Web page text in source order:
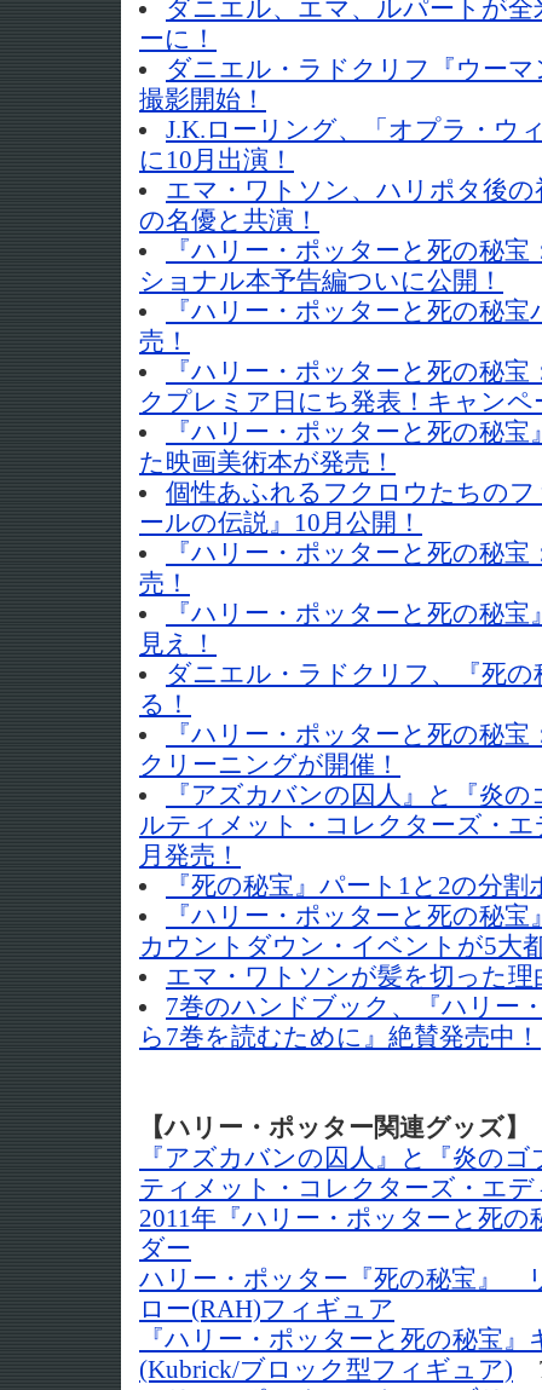
ダニエル、エマ、ルパートが
ーに！
ダニエル・ラドクリフ『ウー
撮影開始！
J.K.ローリング、「オプラ・ウ
に10月出演！
エマ・ワトソン、ハリポタ後の
の名優と共演！
『ハリー・ポッターと死の秘
ショナル本予告編ついに公開！
『ハリー・ポッターと死の秘
売！
『ハリー・ポッターと死の秘
クプレミア日にち発表！キャンペ
『ハリー・ポッターと死の秘
た映画美術本が発売！
個性あふれるフクロウたちの
ールの伝説』10月公開！
『ハリー・ポッターと死の秘
売！
『ハリー・ポッターと死の秘
見え！
ダニエル・ラドクリフ、『死の
る！
『ハリー・ポッターと死の秘
クリーニングが開催！
『アズカバンの囚人』と『炎
ルティメット・コレクターズ・
月発売！
『死の秘宝』パート1と2の分
『ハリー・ポッターと死の秘
カウントダウン・イベントが5大
エマ・ワトソンが髪を切った理
7巻のハンドブック、『ハリー
ら7巻を読むために』絶賛発売中！
【ハリー・ポッター関連グッズ】
『アズカバンの囚人』と『炎の
ティメット・コレクターズ・エ
2011年『ハリー・ポッターと死
ダー
ハリー・ポッター『死の秘宝』
ロー(RAH)フィギュア
『ハリー・ポッターと死の秘宝
(Kubrick/ブロック型フィギュア)